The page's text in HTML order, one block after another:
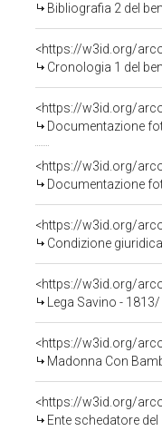
Bibliografia 2 del
<https://w3id.org/
Cronologia 1 del
Documentazione
Documentazione
Condizione
<https://w3id.org/
Lega Savino -
<https://w3id.org/
Madonna Con
<https://w3id.org/
Ente schedatore